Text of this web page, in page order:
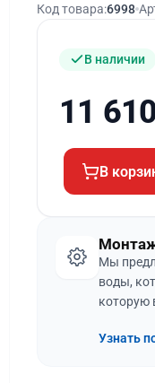
Код товара:6998
В наличии
11
В
Мы
воды,
которую
Узнать